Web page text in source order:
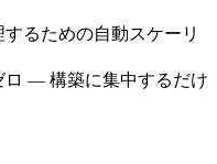
るための自動スケーリ
ロ — 構築に集中するだけ